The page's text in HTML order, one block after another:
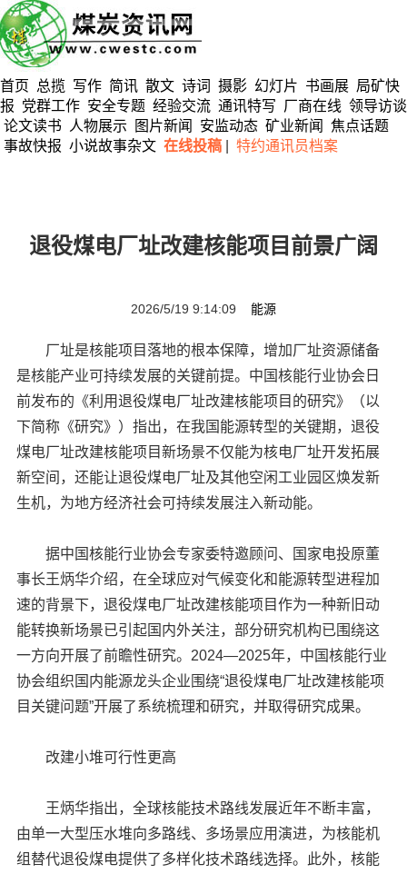
首页 总揽 写作 简讯 散文 诗词 摄影 幻灯片 书画展 局矿快
报 党群工作 安全专题 经验交流 通讯特写 厂商在线 领导访谈
论文读书
人物展示 图片新闻 安监动态 矿业新闻
焦点话题
事故快报 小说故事杂文 在线投稿 特约通讯员档案
退役煤电厂址改建核能项目前景广阔
2026/5/19 9:14:09 能源
厂址是核能项目落地的根本保障，增加厂址资源储备
是核能产业可持续发展的关键前提。中国核能行业协会日
前发布的《利用退役煤电厂址改建核能项目的研究》（以
下简称《研究》）指出，在我国能源转型的关键期，退役
煤电厂址改建核能项目新场景不仅能为核电厂址开发拓展
新空间，还能让退役煤电厂址及其他空闲工业园区焕发新
生机，为地方经济社会可持续发展注入新动能。
据中国核能行业协会专家委特邀顾问、国家电投原董
事长王炳华介绍，在全球应对气候变化和能源转型进程加
速的背景下，退役煤电厂址改建核能项目作为一种新旧动
能转换新场景已引起国内外关注，部分研究机构已围绕这
一方向开展了前瞻性研究。2024—2025年，中国核能行业
协会组织国内能源龙头企业围绕“退役煤电厂址改建核能项
目关键问题”开展了系统梳理和研究，并取得研究成果。
改建小堆可行性更高
王炳华指出，全球核能技术路线发展近年不断丰富，
由单一大型压水堆向多路线、多场景应用演进，为核能机
组替代退役煤电提供了多样化技术路线选择。此外，核能